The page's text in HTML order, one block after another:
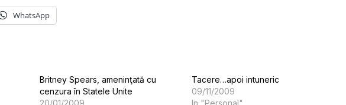
WhatsApp
Britney Spears, ameninţată cu
cenzura în Statele Unite
20/01/2009
Tacere…apoi intuneric
09/11/2009
In "Personal"